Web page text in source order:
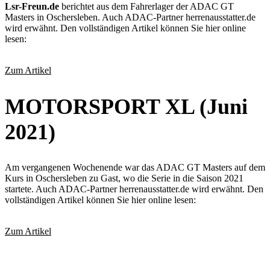
Lsr-Freun.de berichtet aus dem Fahrerlager der ADAC GT
Masters in Oschersleben. Auch ADAC-Partner herrenausstatter.de
wird erwähnt. Den vollständigen Artikel können Sie hier online
lesen:
Zum Artikel
MOTORSPORT XL (Juni
2021)
Am vergangenen Wochenende war das ADAC GT Masters auf dem
Kurs in Oschersleben zu Gast, wo die Serie in die Saison 2021
startete. Auch ADAC-Partner herrenausstatter.de wird erwähnt. Den
vollständigen Artikel können Sie hier online lesen:
Zum Artikel